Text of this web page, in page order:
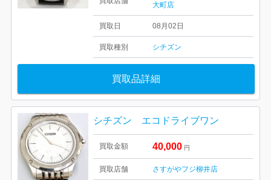
大町店
買取日 08月02日
買取種別 シチズン
買取品詳細
シチズン エコドライブワン
買取金額 40,000 円
買取店舗 さすがやフジ柳井店